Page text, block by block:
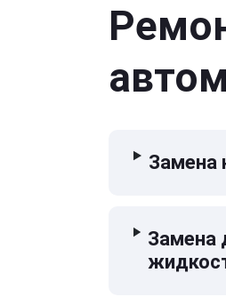
Замена
Замена